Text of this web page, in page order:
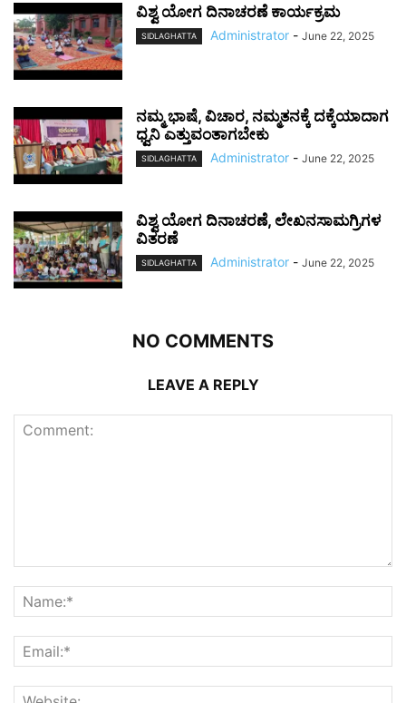
ವಿಶ್ವ ಯೋಗ ದಿನಾಚರಣೆ ಕಾರ್ಯಕ್ರಮ
SIDLAGHATTA Administrator - June 22, 2025
ನಮ್ಮ ಭಾಷೆ, ವಿಚಾರ, ನಮ್ಮತನಕ್ಕೆ ದಕ್ಕೆಯಾದಾಗ
ಧ್ವನಿ ಎತ್ತುವಂತಾಗಬೇಕು
SIDLAGHATTA Administrator - June 22, 2025
ವಿಶ್ವ ಯೋಗ ದಿನಾಚರಣೆ, ಲೇಖನಸಾಮಗ್ರಿಗಳ
ವಿತರಣೆ
SIDLAGHATTA Administrator - June 22, 2025
NO COMMENTS
LEAVE A REPLY